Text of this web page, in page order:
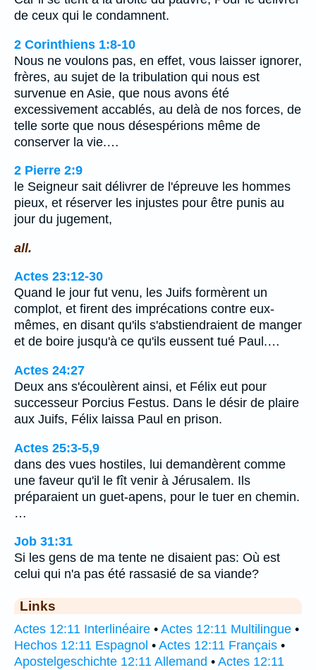
de ceux qui le condamnent.
2 Corinthiens 1:8-10
Nous ne voulons pas, en effet, vous laisser ignorer,
frères, au sujet de la tribulation qui nous est
survenue en Asie, que nous avons été
excessivement accablés, au delà de nos forces, de
telle sorte que nous désespérions même de
conserver la vie.…
2 Pierre 2:9
le Seigneur sait délivrer de l'épreuve les hommes
pieux, et réserver les injustes pour être punis au
jour du jugement,
all.
Actes 23:12-30
Quand le jour fut venu, les Juifs formèrent un
complot, et firent des imprécations contre eux-
mêmes, en disant qu'ils s'abstiendraient de manger
et de boire jusqu'à ce qu'ils eussent tué Paul.…
Actes 24:27
Deux ans s'écoulèrent ainsi, et Félix eut pour
successeur Porcius Festus. Dans le désir de plaire
aux Juifs, Félix laissa Paul en prison.
Actes 25:3-5,9
dans des vues hostiles, lui demandèrent comme
une faveur qu'il le fît venir à Jérusalem. Ils
préparaient un guet-apens, pour le tuer en chemin.
…
Job 31:31
Si les gens de ma tente ne disaient pas: Où est
celui qui n'a pas été rassasié de sa viande?
Links
Actes 12:11 Interlinéaire • Actes 12:11 Multilingue •
Hechos 12:11 Espagnol • Actes 12:11 Français •
Apostelgeschichte 12:11 Allemand • Actes 12:11